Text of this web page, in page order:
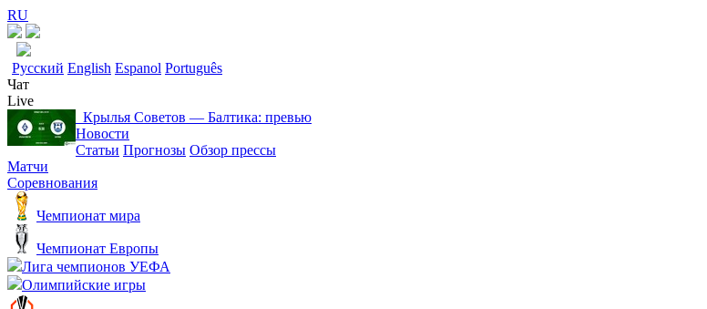
RU
Русский English Espanol Português
Чат
Live
Крылья Советов ― Балтика: превью
Новости
Статьи Прогнозы Обзор прессы
Матчи
Соревнования
Чемпионат мира
Чемпионат Европы
Лига чемпионов УЕФА
Олимпийские игры